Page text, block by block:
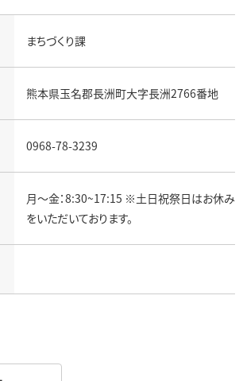
まちづくり課
熊本県玉名郡長洲町大字長洲2766番地
0968-78-3239
月～金：8:30~17:15 ※土日祝祭日はお休み
をいただいております。